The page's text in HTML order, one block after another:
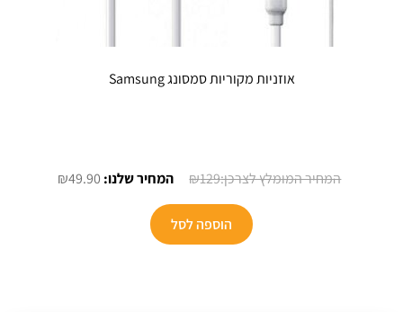
אוזניות מקוריות סמסונג Samsung
₪129
המחיר
המקורי
היה:
₪129.
₪49.90
הוספה לסל